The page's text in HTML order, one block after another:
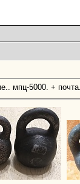
мпц-5000. +